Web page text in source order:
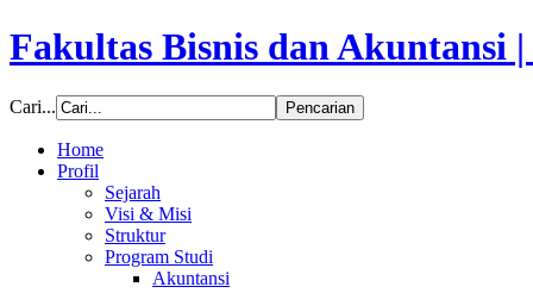
Fakultas Bisnis dan Akuntansi
Cari...
Home
Profil
Sejarah
Visi & Misi
Struktur
Program Studi
Akuntansi